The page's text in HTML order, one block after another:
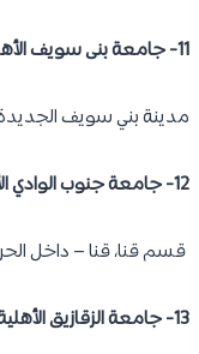
11- جامعة بنى سويف الأهلية:
مدينة بني سويف
12- جامعة جنوب الوادي الأهلية:
قسم قنا، قنا – داخل
13- جامعة الزقازيق الأهلية: